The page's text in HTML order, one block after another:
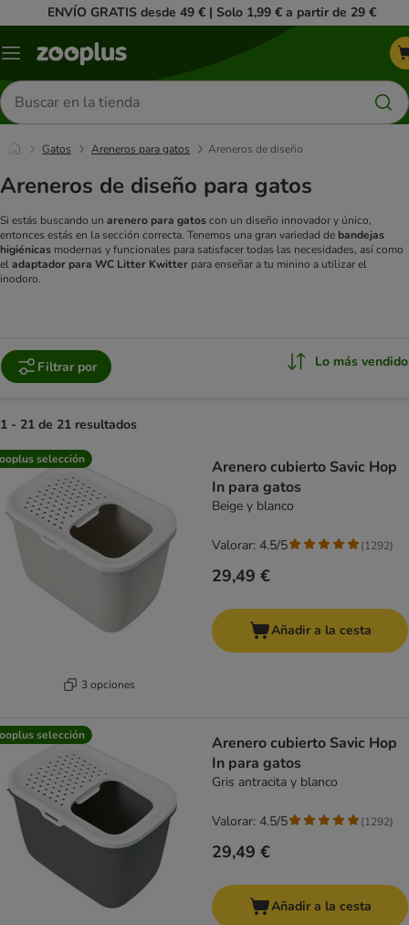
ENVÍO GRATIS desde 49 € | Solo 1,99 € a partir de 29 €
Menú
Buscar
productos
Gatos Areneros para gatos Areneros de diseño
Areneros de diseño para gatos
Si estás buscando un arenero para gatoscon un diseño innovador y único,
entonces estás en la sección correcta. Tenemos una gran variedad de bandejas
higiénicas modernas y funcionales para satisfacer todas las necesidades, así como
eladaptador para WC Litter Kwitter para enseñar a tu minino a utilizar el
inodoro.
Filtrar por Lo más vendido
1 - 21 de 21 resultados
product items have been changed
selección
3 opciones
Arenero cubierto Savic Hop
In para gatos
Beige y blanco
29,49 €
Valorar: 4.5/5 (1292)
Añadir a la cesta
selección
Arenero cubierto Savic Hop
In para gatos
Gris antracita y blanco
29,49 €
Valorar: 4.5/5 (1292)
Añadir a la cesta